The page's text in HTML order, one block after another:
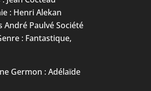
: Henri Alekan
André Paulvé Société
: Fantastique,
Germon : Adélaïde